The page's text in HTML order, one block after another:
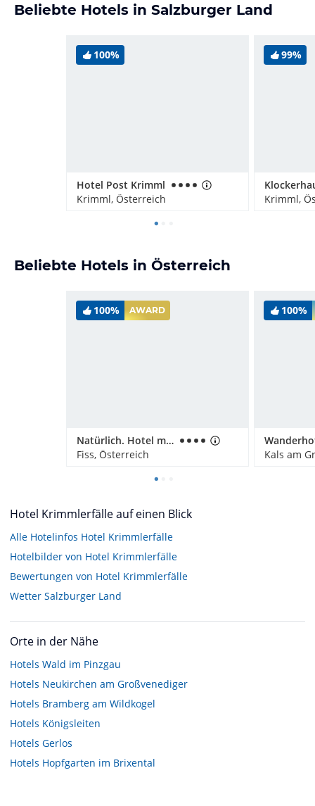
Beliebte Hotels in Salzburger Land
100%
Hotel Post Krimml
Krimml, Österreich
99%
Krimml,
Beliebte Hotels in Österreich
100% AWARD
Natürlich. Hotel mit Charakter
Fiss, Österreich
100%
Kals am
Hotel Krimmlerfälle auf einen Blick
Alle Hotelinfos Hotel Krimmlerfälle
Hotelbilder von Hotel Krimmlerfälle
Bewertungen von Hotel Krimmlerfälle
Wetter Salzburger Land
Orte in der Nähe
Hotels Wald im Pinzgau
Hotels Neukirchen am Großvenediger
Hotels Bramberg am Wildkogel
Hotels Königsleiten
Hotels Gerlos
Hotels Hopfgarten im Brixental